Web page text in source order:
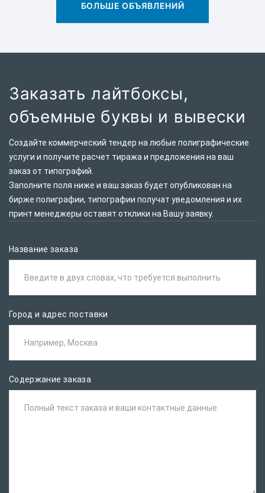
БОЛЬШЕ ОБЪЯВЛЕНИЙ
Заказать лайтбоксы,
объемные буквы и вывески
Создайте коммерческий тендер на любые полиграфические
услуги и получите расчет тиража и предложения на ваш
заказ от типографий.
Заполните поля ниже и ваш заказ будет опубликован на
бирже полиграфии, типографии получат уведомления и их
принт менеджеры оставят отклики на Вашу заявку.
Название заказа
Введите в двух словах, что требуется выполнить
Город и адрес поставки
Например, Москва
Содержание заказа
Полный текст заказа и ваши контактные данные.